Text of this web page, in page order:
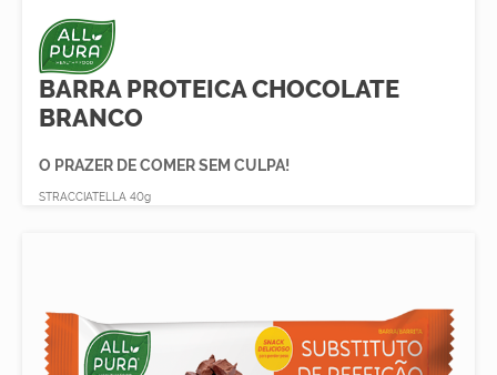
BARRA PROTEICA CHOCOLATE
BRANCO
O PRAZER DE COMER SEM CULPA!
STRACCIATELLA 40g